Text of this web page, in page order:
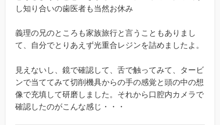
し知り合いの歯医者も当然お休み
義理の兄のところも家族旅行と言うこともありまし
て、自分でとりあえず光重合レジンを詰めましたよ。
見えないし、鏡で確認して、舌で触ってみて、タービ
ンで当ててみて切削機具からの手の感覚と頭の中の想
像で充填して研磨しました。それから口腔内カメラで
確認したのがこんな感じ・・・